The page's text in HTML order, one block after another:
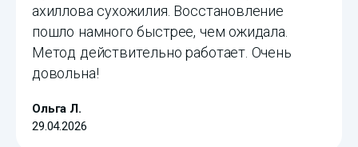
ахиллова сухожилия. Восстановление
пошло намного быстрее, чем ожидала.
Метод действительно работает. Очень
довольна!
Ольга Л.
29.04.2026